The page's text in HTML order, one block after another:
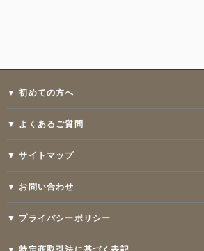
▼ 初めての方へ
▼ よくあるご質問
▼ サイトマップ
▼ お問い合わせ
▼ プライバシーポリシー